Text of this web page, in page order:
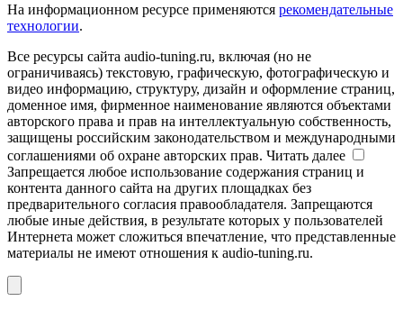
На информационном ресурсе применяются рекомендательные
технологии.
Все ресурсы сайта audio-tuning.ru, включая (но не
ограничиваясь) текстовую, графическую, фотографическую и
видео информацию, структуру, дизайн и оформление страниц,
доменное имя, фирменное наименование являются объектами
авторского права и прав на интеллектуальную собственность,
защищены российским законодательством и международными
соглашениями об охране авторских прав. Читать далее
Запрещается любое использование содержания страниц и
контента данного сайта на других площадках без
предварительного согласия правообладателя. Запрещаются
любые иные действия, в результате которых у пользователей
Интернета может сложиться впечатление, что представленные
материалы не имеют отношения к audio-tuning.ru.